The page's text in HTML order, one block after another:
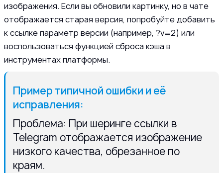
изображения. Если вы обновили картинку, но в чате
отображается старая версия, попробуйте добавить
к ссылке параметр версии (например, ?v=2) или
воспользоваться функцией сброса кэша в
инструментах платформы.
Пример типичной ошибки и её
исправления:
Проблема: При шеринге ссылки в
Telegram отображается изображение
низкого качества, обрезанное по
краям.